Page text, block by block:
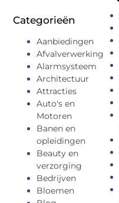
Categorieën
Aanbiedingen
Afvalverwerking
Alarmsysteem
Architectuur
Attracties
Auto's en
Motoren
Banen en
opleidingen
Beauty en
verzorging
Bedrijven
Bloemen